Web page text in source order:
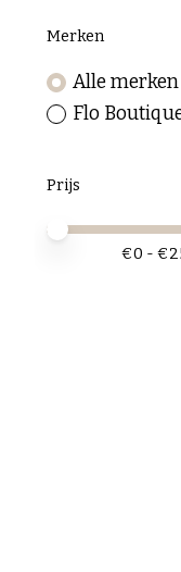
Merken
Alle merken
Flo
Prijs
Minimale
Price
€0 - €